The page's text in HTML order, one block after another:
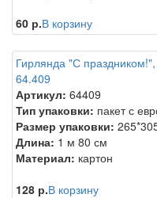
60 р.В корзину
Гирлянда "С
64.409
Артикул: 64409
Тип упаковки: пакет с
Размер упаковки:
Длина: 1 м 80 см
Материал: картон
128 р.В корзину